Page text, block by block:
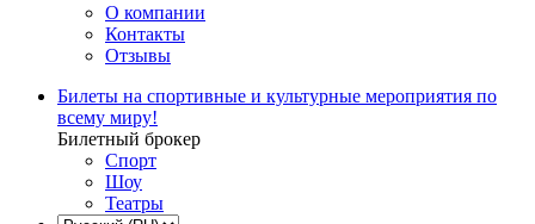
О компании
Контакты
Отзывы
Билеты на спортивные и культурные мероприятия по
всему миру!
Билетный брокер
Спорт
Шоу
Театры